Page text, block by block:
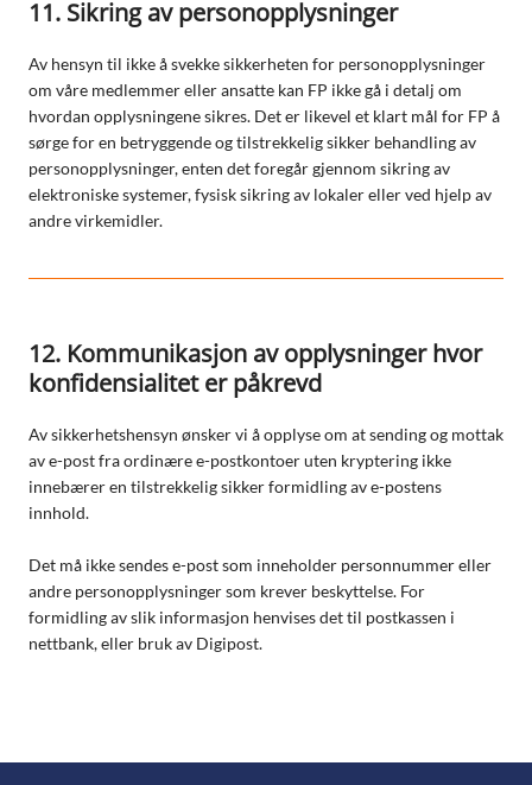
11. Sikring av personopplysninger
Av hensyn til ikke å svekke sikkerheten for personopplysninger
om våre medlemmer eller ansatte kan FP ikke gå i detalj om
hvordan opplysningene sikres. Det er likevel et klart mål for FP å
sørge for en betryggende og tilstrekkelig sikker behandling av
personopplysninger, enten det foregår gjennom sikring av
elektroniske systemer, fysisk sikring av lokaler eller ved hjelp av
andre virkemidler.
12. Kommunikasjon av opplysninger hvor
konfidensialitet er påkrevd
Av sikkerhetshensyn ønsker vi å opplyse om at sending og mottak
av e-post fra ordinære e-postkontoer uten kryptering ikke
innebærer en tilstrekkelig sikker formidling av e-postens
innhold.
Det må ikke sendes e-post som inneholder personnummer eller
andre personopplysninger som krever beskyttelse. For
formidling av slik informasjon henvises det til postkassen i
nettbank, eller bruk av Digipost.